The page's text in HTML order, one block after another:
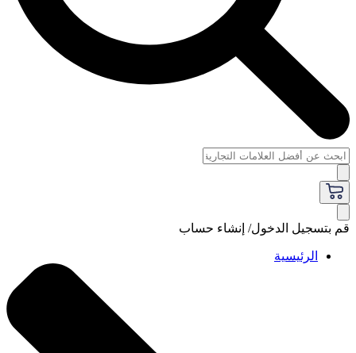
قم بتسجيل الدخول/ إنشاء حساب
الرئيسية